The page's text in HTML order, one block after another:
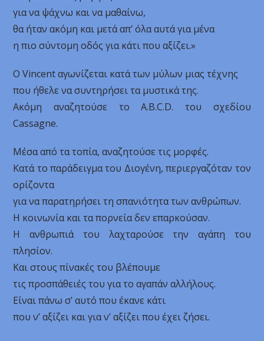
για να ψάχνω και να μαθαίνω,
θα ήταν ακόμη και μετά απ’ όλα αυτά για μένα
η πιο σύντομη οδός για κάτι που αξίζει.»
Ο Vincent αγωνίζεται κατά των μύλων μιας τέχνης
που ήθελε να συντηρήσει τα μυστικά της.
Ακόμη αναζητούσε το A.B.C.D. του σχεδίου
Cassagne.
Mέσα από τα τοπία, αναζητούσε τις μορφές.
Κατά το παράδειγμα του Διογένη, περιεργαζόταν τον
ορίζοντα
για να παρατηρήσει τη σπανιότητα των ανθρώπων.
Η κοινωνία και τα πορνεία δεν επαρκούσαν.
Η ανθρωπιά του λαχταρούσε την αγάπη του
πλησίον.
Και στους πίνακές του βλέπουμε
τις προσπάθειές του για το αγαπάν αλλήλους.
Είναι πάνω σ’ αυτό που έκανε κάτι
που ν’ αξίζει και για ν’ αξίζει που έχει ζήσει.